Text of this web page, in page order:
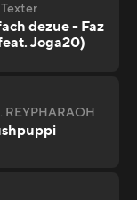
Texter
dezue - Faz
Joga20)
REYPHARAOH